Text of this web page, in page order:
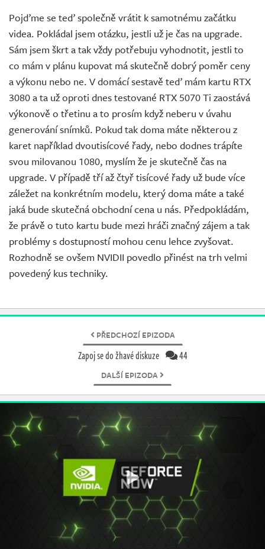
Pojďme se teď společně vrátit k samotnému začátku
videa. Pokládal jsem otázku, jestli už je čas na upgrade.
Sám jsem škrt a tak vždy potřebuju vyhodnotit, jestli to
co mám v plánu kupovat má skutečně dobrý poměr ceny
a výkonu nebo ne. V domácí sestavě teď mám kartu RTX
3080 a ta už oproti dnes testované RTX 5070 Ti zaostává
výkonově o třetinu a to prosím když neberu v úvahu
generování snímků. Pokud tak doma máte některou z
karet například dvoutisícové řady, nebo dodnes trápíte
svou milovanou 1080, myslím že je skutečně čas na
upgrade. V případě tří až čtyř tisícové řady už bude více
záležet na konkrétním modelu, který doma máte a také
jaká bude skutečná obchodní cena u nás. Předpokládám,
že právě o tuto kartu bude mezi hráči značný zájem a tak
problémy s dostupností mohou cenu lehce zvyšovat.
Rozhodně se ovšem NVIDII povedlo přinést na trh velmi
povedený kus techniky.
PŘEDCHOZÍ EPIZODA
Zapoj se do žhavé diskuze 44
DALŠÍ EPIZODA